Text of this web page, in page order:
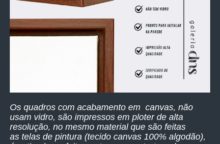
Os quadros com acabamento em canvas, não
usam vidro, são impressos em ploter de alta
resolução, no mesmo material que são feitas
as telas de pintura (tecido canvas 100% algodão),